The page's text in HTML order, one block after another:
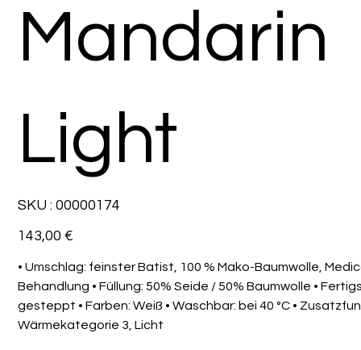
Mandarin
Light
SKU : SKU
00000174
00000174
Prix
143,00 €
• Umschlag: feinster Batist, 100 % Mako-Baumwolle,
Behandlung • Füllung: 50% Seide / 50% Baumwolle •
gesteppt • Farben: Weiß • Waschbar: bei 40 °C •
Wärmekategorie 3, Licht